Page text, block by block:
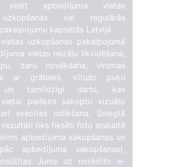
veikt apbedījuma vietas
vai regulārās
kapsētās Latvijā.
uzkopšanas pakalpojumā
vietas nezāļu likvidēšana,
zaru novākšana, virsmas
ar grābekli, vītušo puķu
un tamlīdzīgi darbi, kas
piešķirs sakoptu vizuālo
svecītes nolikšana. Sniegtā
rezultāti tiks fiksēti foto atskaitē
apbedījuma sakopšanas un
apbedījuma sakopšanas),
Jums uz norādīto e-